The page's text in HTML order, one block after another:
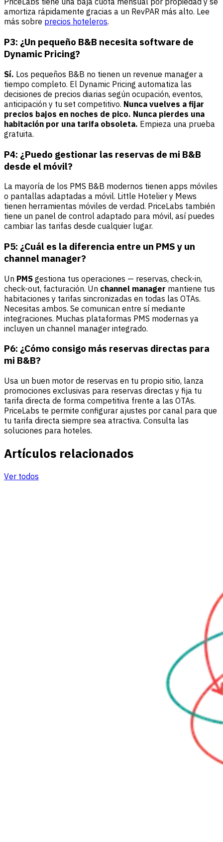
amortiza rápidamente gracias a un RevPAR más alto. Lee
más sobre precios hoteleros.
P3: ¿Un pequeño B&B necesita software de
Dynamic Pricing?
Sí. Los pequeños B&B no tienen un revenue manager a
tiempo completo. El Dynamic Pricing automatiza las
decisiones de precios diarias según ocupación, eventos,
anticipación y tu set competitivo. Nunca vuelves a fijar
precios bajos en noches de pico. Nunca pierdes una
habitación por una tarifa obsoleta. Empieza una prueba
gratuita.
P4: ¿Puedo gestionar las reservas de mi B&B
desde el móvil?
La mayoría de los PMS B&B modernos tienen apps móviles
o pantallas adaptadas a móvil. Little Hotelier y Mews
tienen herramientas móviles de verdad. PriceLabs también
tiene un panel de control adaptado para móvil, así puedes
cambiar las tarifas desde cualquier lugar.
P5: ¿Cuál es la diferencia entre un PMS y un
channel manager?
Un PMS gestiona tus operaciones — reservas, check-in,
check-out, facturación. Un channel manager mantiene tus
habitaciones y tarifas sincronizadas en todas las OTAs.
Necesitas ambos. Se comunican entre sí mediante
integraciones. Muchas plataformas PMS modernas ya
incluyen un channel manager integrado.
P6: ¿Cómo consigo más reservas directas para
mi B&B?
Usa un buen motor de reservas en tu propio sitio, lanza
promociones exclusivas para reservas directas y fija tu
tarifa directa de forma competitiva frente a las OTAs.
PriceLabs te permite configurar ajustes por canal para que
tu tarifa directa siempre sea atractiva. Consulta las
soluciones para hoteles.
Artículos relacionados
Ver todos